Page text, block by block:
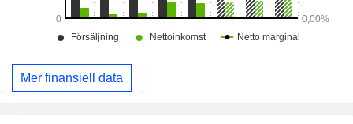
Mer finansiell data